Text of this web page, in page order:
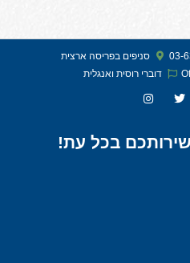
סניפים בפריסה ארצית
דוברי רוסית ואנגלית​
בכל עת!